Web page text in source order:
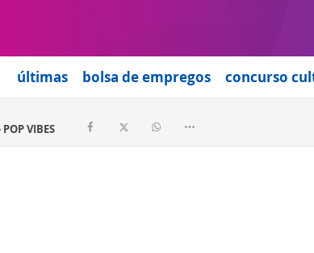
últimas bolsa de empregos concurso
POP VIBES